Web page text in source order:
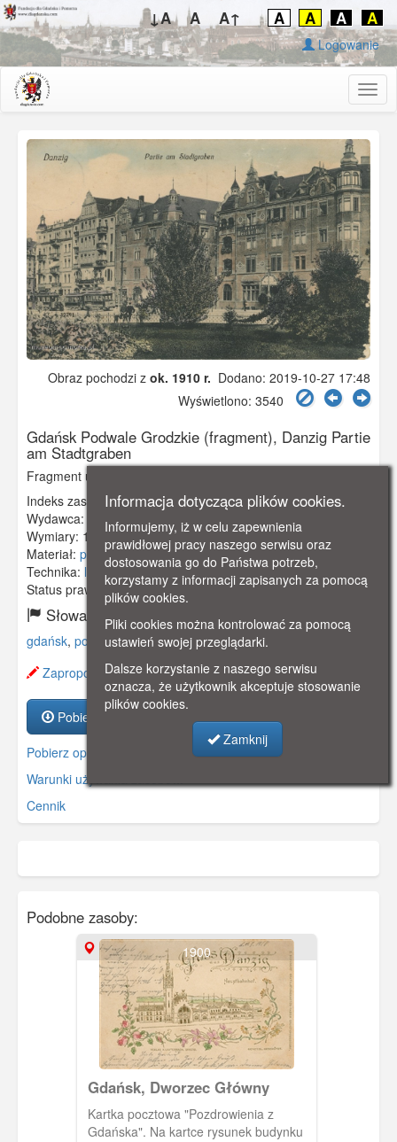
↓A A A↑ A A A A
Logowanie
Obraz pochodzi z ok. 1910 r. Dodano: 2019-10-27 17:48
Wyświetlono: 3540
Gdańsk Podwale Grodzkie (fragment), Danzig Partie
am Stadtgraben
Fragment ul. Podwale Grodzkie.
Indeks zasobu:GSP00085
Wydawca:
Walter Edelstein, Gdańsk - Sopot
Wymiary: 138 x 86 mm
Materiał: pocztówka
Technika: litografia
Status prawny:Użycie Niekomercyjne
Słowa kluczowe:
gdańsk, podwale grodzkie,
Zaproponuj zmianę opisu.
Pobierz zasób
Pobierz opis
Warunki używania zasobów.
Cennik
Podobne zasoby:
1900
Gdańsk, Dworzec Główny
Kartka pocztowa "Pozdrowienia z
Gdańska". Na kartce rysunek budynku
Informacja dotycząca plików cookies.
Informujemy, iż w celu zapewnienia
prawidłowej pracy naszego serwisu oraz
dostosowania go do Państwa potrzeb,
korzystamy z informacji zapisanych za pomocą
plików cookies.
Pliki cookies można kontrolować za pomocą
ustawień swojej przeglądarki.
Dalsze korzystanie z naszego serwisu
oznacza, że użytkownik akceptuje stosowanie
plików cookies.
Zamknij